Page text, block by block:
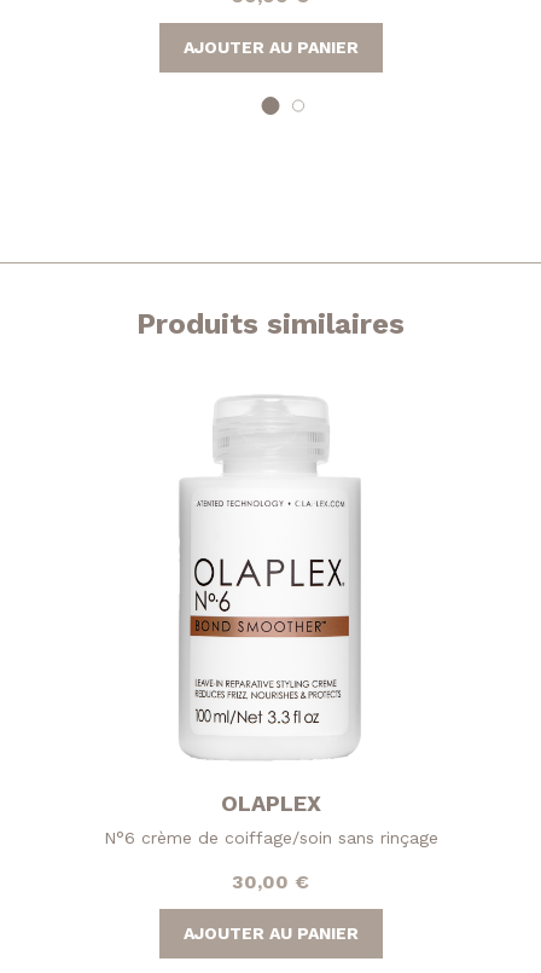
AJOUTER AU PANIER
Produits similaires
OLAPLEX
N°6 crème de coiffage/soin sans rinçage
30,00 €
AJOUTER AU PANIER